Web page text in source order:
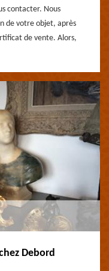
contacter. Nous
de votre objet, après
de vente. Alors,
Debord